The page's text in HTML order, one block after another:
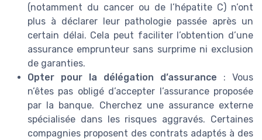
(notamment du cancer ou de l’hépatite C) n’ont
plus à déclarer leur pathologie passée après un
certain délai. Cela peut faciliter l’obtention d’une
assurance emprunteur sans surprime ni exclusion
de garanties.
Opter pour la délégation d’assurance : Vous
n’êtes pas obligé d’accepter l’assurance proposée
par la banque. Cherchez une assurance externe
spécialisée dans les risques aggravés. Certaines
compagnies proposent des contrats adaptés à des